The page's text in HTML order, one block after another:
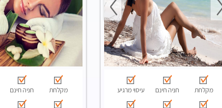
מקלחת חניה חינם עיסוי מרגיע מקלחת חניה חינם